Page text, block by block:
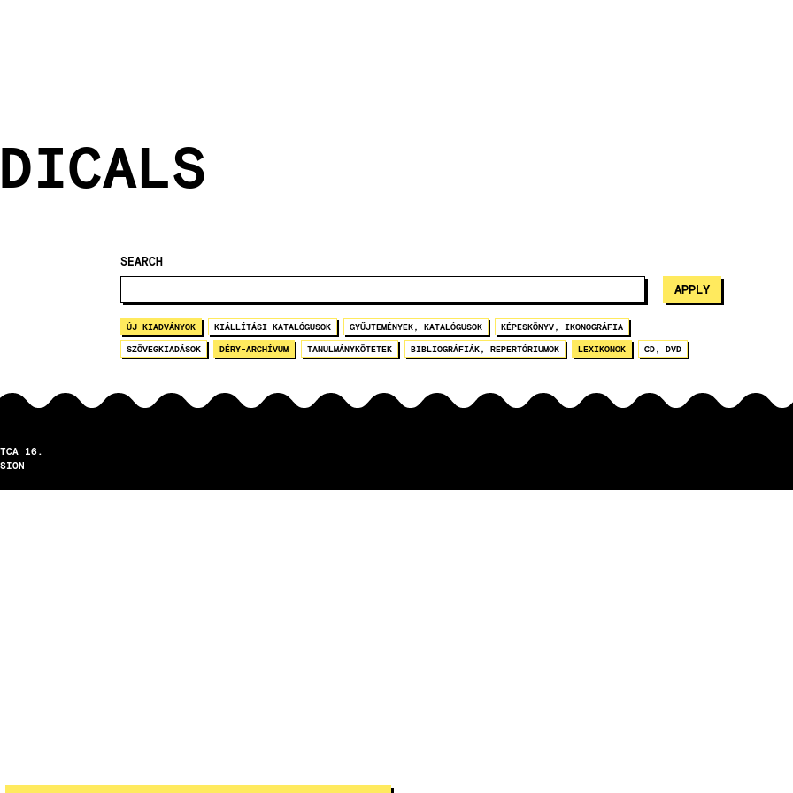
SEARCH
ÚJ KIADVÁNYOK KIÁLLÍTÁSI KATALÓGUSOK GYŰJTEMÉNYEK, KATALÓGUSOK KÉPESKÖNYV, IKONOGRÁFIA
SZÖVEGKIADÁSOK DÉRY-ARCHÍVUM TANULMÁNYKÖTETEK BIBLIOGRÁFIÁK, REPERTÓRIUMOK LEXIKONOK CD, DVD
16.